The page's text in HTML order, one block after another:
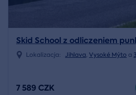
Skid School z odliczeniem
Lokalizacja: Jihlava, Vysoké Mýto a
7 589 CZK